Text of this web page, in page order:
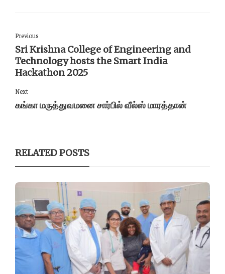
Previous
Sri Krishna College of Engineering and
Technology hosts the Smart India
Hackathon 2025
Next
கங்கா மருத்துவமனை சார்பில் வீல்ஸ் மாரத்தான்
RELATED POSTS